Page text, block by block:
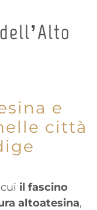
e
città
il fascino
altoatesina,